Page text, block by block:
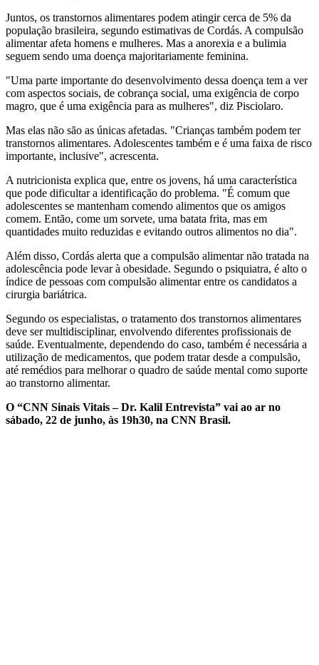
Juntos, os transtornos alimentares podem atingir cerca de 5% da
população brasileira, segundo estimativas de Cordás. A compulsão
alimentar afeta homens e mulheres. Mas a anorexia e a bulimia
seguem sendo uma doença majoritariamente feminina.
"Uma parte importante do desenvolvimento dessa doença tem a ver
com aspectos sociais, de cobrança social, uma exigência de corpo
magro, que é uma exigência para as mulheres", diz Pisciolaro.
Mas elas não são as únicas afetadas. "Crianças também podem ter
transtornos alimentares. Adolescentes também e é uma faixa de risco
importante, inclusive", acrescenta.
A nutricionista explica que, entre os jovens, há uma característica
que pode dificultar a identificação do problema. "É comum que
adolescentes se mantenham comendo alimentos que os amigos
comem. Então, come um sorvete, uma batata frita, mas em
quantidades muito reduzidas e evitando outros alimentos no dia".
Além disso, Cordás alerta que a compulsão alimentar não tratada na
adolescência pode levar à obesidade. Segundo o psiquiatra, é alto o
índice de pessoas com compulsão alimentar entre os candidatos a
cirurgia bariátrica.
Segundo os especialistas, o tratamento dos transtornos alimentares
deve ser multidisciplinar, envolvendo diferentes profissionais de
saúde. Eventualmente, dependendo do caso, também é necessária a
utilização de medicamentos, que podem tratar desde a compulsão,
até remédios para melhorar o quadro de saúde mental como suporte
ao transtorno alimentar.
O “CNN Sinais Vitais – Dr. Kalil Entrevista” vai ao ar no
sábado, 22 de junho, às 19h30, na CNN Brasil.